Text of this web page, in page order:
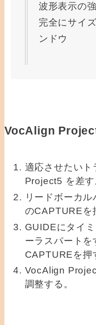
波形表示の
完全にサイ
ンドウ
VocAlign
適応させたい
Project5 を差す
リードボーカ
のCAPTUREを
GUIDEにタイ
ーラスパート
CAPTUREを押
VocAlign
調整する。